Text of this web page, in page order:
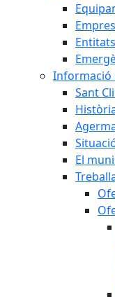
Informació
Sant
El